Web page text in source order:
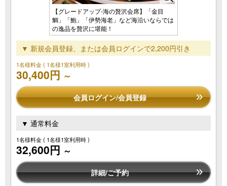
【グレードアップ-海の贅沢会席】「金目
鯛」「鮑」「伊勢海老」など海沿いならでは
の逸品を贅沢に堪能！
▼ 新規会員登録、または会員ログインで2,200円引き
1名様料金( 1名様1室利用時 )
30,400円 ～
会員ログイン/会員登録
▼ 通常料金
1名様料金( 1名様1室利用時 )
32,600円 ～
詳細/ご予約